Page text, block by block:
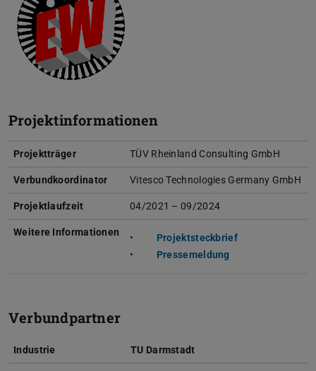
Projektinformationen
Projektträger TÜV Rheinland Consulting GmbH
Verbundkoordinator Vitesco Technologies Germany GmbH
Projektlaufzeit 04/2021 – 09/2024
Weitere Informationen Projektsteckbrief(PDF-Datei)
(wird in neuem
Pressemeldung(PDF-Datei)
(wird in neuem Tab
Verbundpartner
Industrie TU Darmstadt